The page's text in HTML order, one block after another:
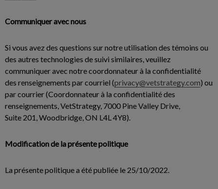
Communiquer avec nous
Si vous avez des questions sur notre utilisation des témoins ou
des autres technologies de suivi similaires, veuillez
communiquer avec notre coordonnateur à la confidentialité
des renseignements par courriel (privacy@vetstrategy.com) ou
par courrier (Coordonnateur à la confidentialité des
renseignements, VetStrategy, 7000 Pine Valley Drive,
Suite 201, Woodbridge, ON L4L 4Y8).
Modification de la présente politique
La présente politique a été publiée le 25/10/2022.